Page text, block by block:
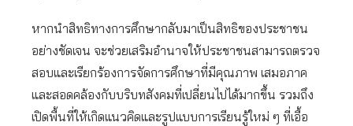
หากนำสิทธิทางการศึกษากลับมาเป็นสิทธิของประชาชน
อย่างชัดเจน จะช่วยเสริมอำนาจให้ประชาชนสามารถตรวจ
สอบและเรียกร้องการจัดการศึกษาที่มีคุณภาพ เสมอภาค
และสอดคล้องกับบริบทสังคมที่เปลี่ยนไปได้มากขึ้น รวมถึง
เปิดพื้นที่ให้เกิดแนวคิดและรูปแบบการเรียนรู้ใหม่ ๆ ที่เอื้อ